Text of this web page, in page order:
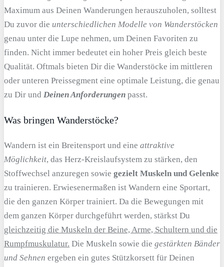
Maximum aus Deinen Wanderungen herauszuholen, solltest
Du zuvor die unterschiedlichen Modelle von Wanderstöcken
genau unter die Lupe nehmen, um Deinen Favoriten zu
finden. Nicht immer bedeutet ein hoher Preis gleich beste
Qualität. Oftmals bieten Dir die Wanderstöcke im mittleren
oder unteren Preissegment eine optimale Leistung, die genau
zu Dir und Deinen Anforderungen passt.
Was bringen Wanderstöcke?
Wandern ist ein Breitensport und eine attraktive
Möglichkeit, das Herz-Kreislaufsystem zu stärken, den
Stoffwechsel anzuregen sowie gezielt Muskeln und Gelenke
zu trainieren. Erwiesenermaßen ist Wandern eine Sportart,
die den ganzen Körper trainiert. Da die Bewegungen mit
dem ganzen Körper durchgeführt werden, stärkst Du
gleichzeitig die Muskeln der Beine, Arme, Schultern und die
Rumpfmuskulatur. Die Muskeln sowie die gestärkten Bänder
und Sehnen ergeben ein gutes Stützkorsett für Deinen